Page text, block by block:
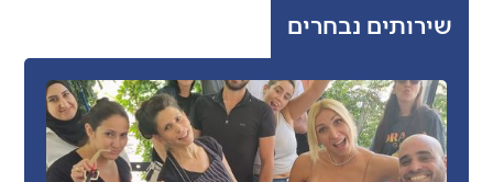
שירותים נבחרים